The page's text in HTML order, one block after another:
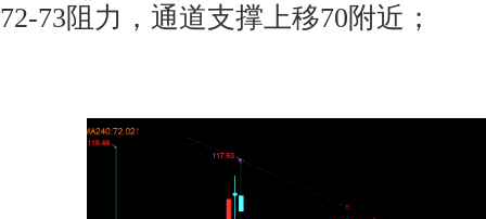
72-73阻力，通道支撑上移70附近；